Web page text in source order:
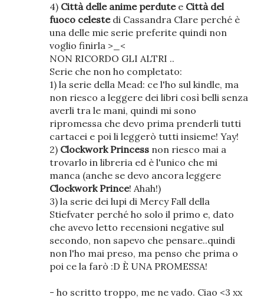
4) Città delle anime perdutee Città del
fuoco celestedi Cassandra Clare perché è
una delle mie serie preferite quindi non
voglio finirla >_<
NON RICORDO GLI ALTRI ..
Serie che non ho completato:
1) la serie della Mead: ce l'ho sul kindle, ma
non riesco a leggere dei libri così belli senza
averli tra le mani, quindi mi sono
ripromessa che devo prima prenderli tutti
cartacei e poi li leggerò tutti insieme! Yay!
2) Clockwork Princess non riesco mai a
trovarlo in libreria ed è l'unico che mi
manca (anche se devo ancora leggere
Clockwork Prince! Ahah!)
3) la serie dei lupi di Mercy Fall della
Stiefvater perché ho solo il primo e, dato
che avevo letto recensioni negative sul
secondo, non sapevo che pensare..quindi
non l'ho mai preso, ma penso che prima o
poi ce la farò :D È UNA PROMESSA!
- ho scritto troppo, me ne vado. Ciao <3 xx